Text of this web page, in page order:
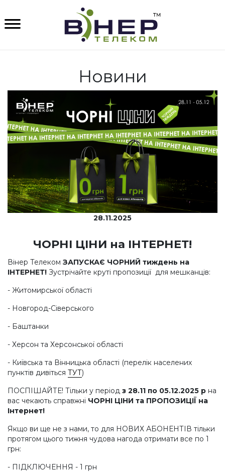
Новини
28.11.2025
ЧОРНІ ЦІНИ на ІНТЕРНЕТ!
Вінер Телеком ЗАПУСКАЄ ЧОРНИЙ тиждень на
ІНТЕРНЕТ! Зустрічайте круті пропозиції для мешканців:
- Житомирської області
- Новгород-Сіверського
- Баштанки
- Херсон та Херсонської області
- Київська та Вінницька області (перелік населених
пунктів дивіться ТУТ)
ПОСПІШАЙТЕ! Тільки у період з 28.11 по 05.12.2025 р на
вас чекають справжні ЧОРНІ ЦІНИ та ПРОПОЗИЦІЇ на
Інтернет!
Якщо ви ще не з нами, то для НОВИХ АБОНЕНТІВ тільки
протягом цього тижня чудова нагода отримати все по 1
грн:
- ПІДКЛЮЧЕННЯ - 1 грн